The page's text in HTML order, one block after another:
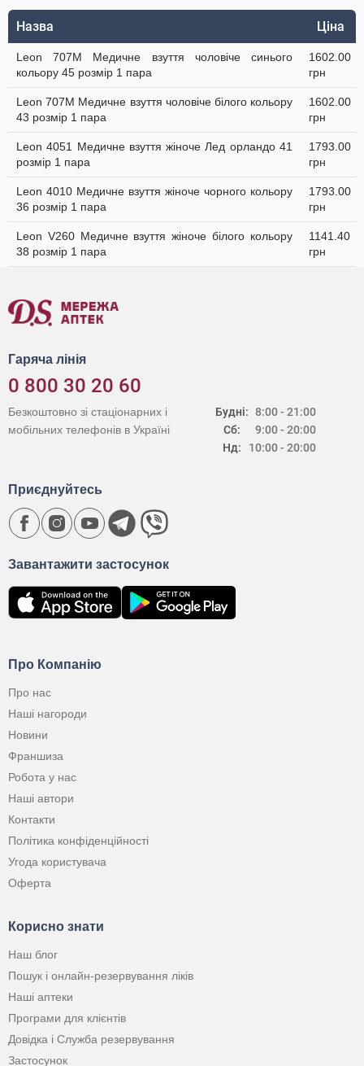
Назва Ціна
Leon 707M Медичне взуття чоловіче синього
кольору 45 розмір 1 пара
1602.00
грн
Leon 707M Медичне взуття чоловіче білого кольору
43 розмір 1 пара
1602.00
грн
Leon 4051 Медичне взуття жіноче Лед орландо 41
розмір 1 пара
1793.00
грн
Leon 4010 Медичне взуття жіноче чорного кольору
36 розмір 1 пара
1793.00
грн
Leon V260 Медичне взуття жіноче білого кольору
38 розмір 1 пара
1141.40
грн
Гаряча лінія
0 800 30 20 60
Будні:
Сб:
Нд:
8:00 - 21:00
9:00 - 20:00
10:00 - 20:00
Безкоштовно зі стаціонарних і
мобільних телефонів в Україні
Про Компанію
Про нас
Наші нагороди
Новини
Франшиза
Робота у нас
Наші автори
Контакти
Політика конфіденційності
Угода користувача
Оферта
Корисно знати
Наш блог
Пошук і онлайн-резервування ліків
Наші аптеки
Програми для клієнтів
Довідка і Служба резервування
Застосунок
Завантажити застосунок
Приєднуйтесь